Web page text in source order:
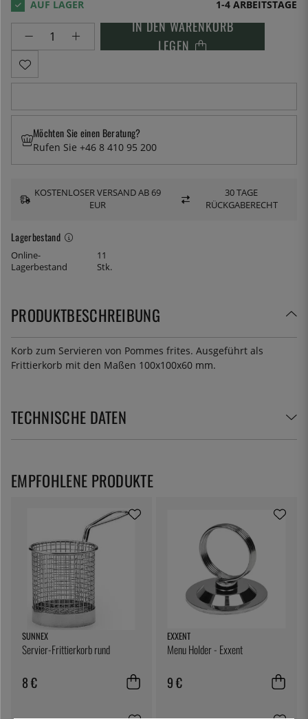
1-4 ARBEITSTAGE
IN DEN WARENKORB
LEGEN
Lagerbestand
Online-
Lagerbestand
11
Stk.
Möchten Sie einen Beratung?
Rufen Sie +46 8 410 95 200
KOSTENLOSER VERSAND AB 69
EUR
30 TAGE
RÜCKGABERECHT
PRODUKTBESCHREIBUNG
Korb zum Servieren von Pommes frites. Ausgeführt als
Frittierkorb mit den Maßen 100x100x60 mm.
TECHNISCHE DATEN
SUNNEX
Servier-Frittierkorb rund
8 €
EXXENT
Menu Holder - Exxent
9 €
EMPFOHLENE PRODUKTE